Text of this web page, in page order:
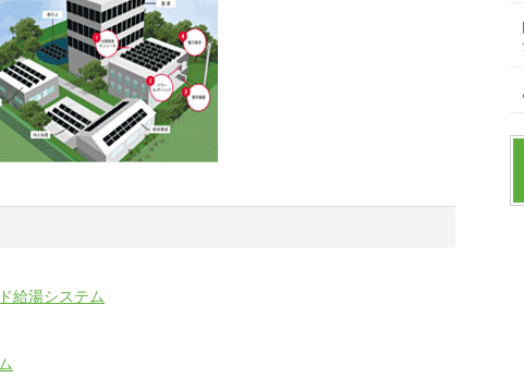
給湯システム